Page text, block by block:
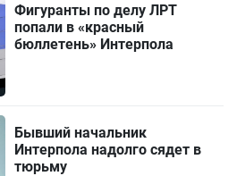
Фигуранты по делу ЛРТ
попали в «красный
бюллетень» Интерпола
Бывший начальник
Интерпола надолго сядет в
тюрьму